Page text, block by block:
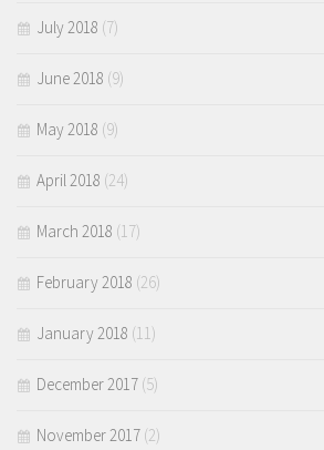
July 2018 (7)
June 2018 (9)
May 2018 (9)
April 2018 (24)
March 2018 (17)
February 2018 (26)
January 2018 (11)
December 2017 (5)
November 2017 (2)